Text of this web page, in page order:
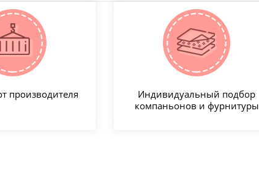
производителя
Индивидуальный подбор
компаньонов и фурнитуры